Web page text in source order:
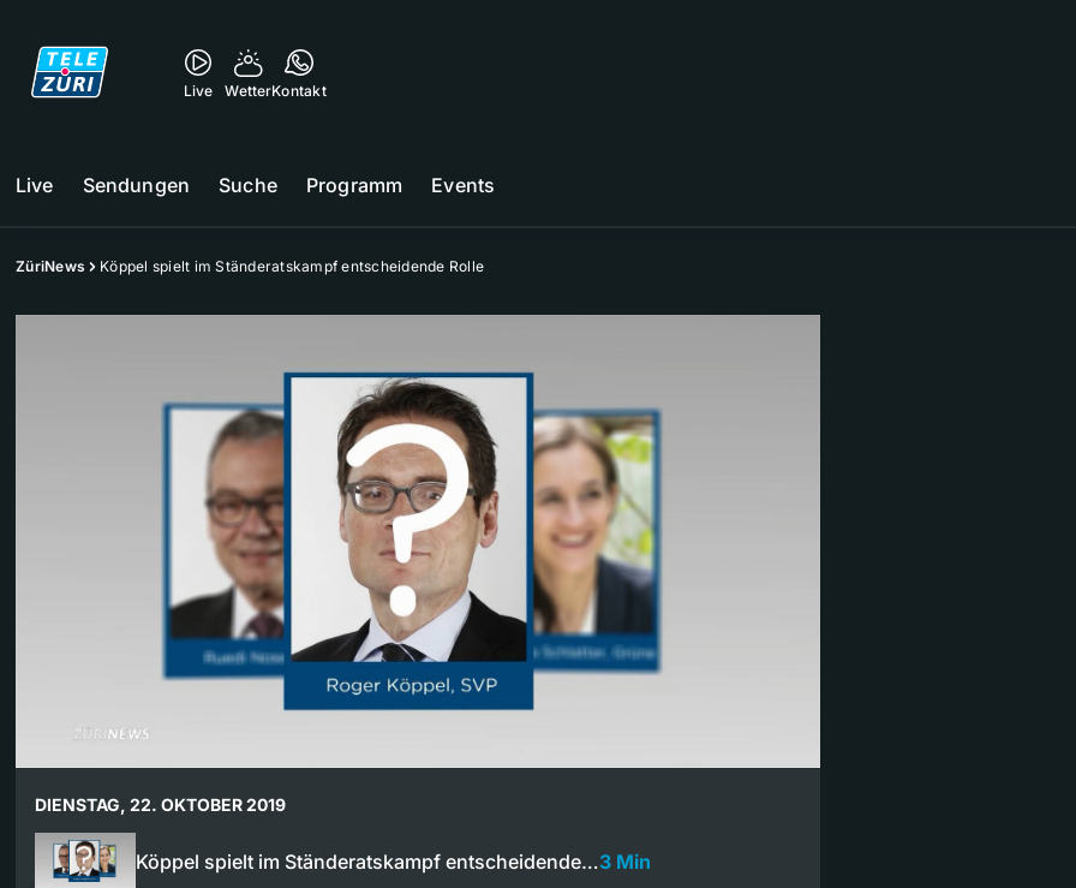
Live WetterKontakt
Live Sendungen Suche Programm Events
ZüriNews Köppel spielt im Ständeratskampf entscheidende Rolle
DIENSTAG, 22. OKTOBER 2019
Köppel spielt im Ständeratskampf entscheidende…3 Min